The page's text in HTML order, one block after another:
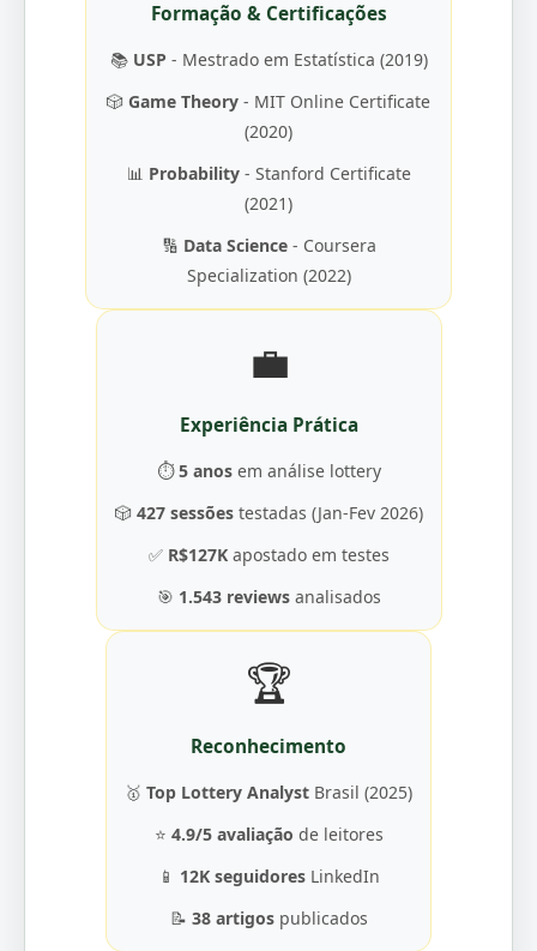
Formação & Certificações
📚 USP - Mestrado em Estatística (2019)
🎲 Game Theory - MIT Online Certificate
(2020)
📊 Probability- Stanford Certificate
(2021)
🔢 Data Science- Coursera
Specialization (2022)
💼
Experiência Prática
⏱️5 anosem análise lottery
🎲 427 sessõestestadas (Jan-Fev 2026)
✅ R$127Kapostado em testes
🎯 1.543 reviewsanalisados
🏆
Reconhecimento
🥇 Top Lottery Analyst Brasil (2025)
⭐ 4.9/5 avaliação de leitores
📱 12K seguidoresLinkedIn
📝 38 artigospublicados